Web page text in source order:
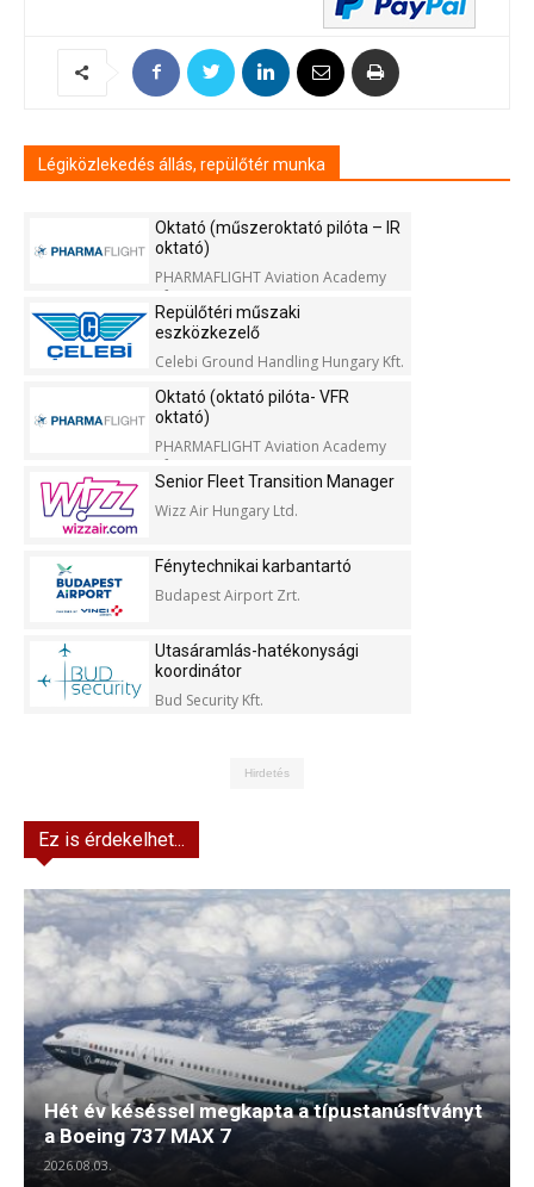
Légiközlekedés állás, repülőtér munka
Oktató (műszeroktató pilóta – IR
oktató)
PHARMAFLIGHT Aviation Academy
Kft.
Repülőtéri műszaki
eszközkezelő
Celebi Ground Handling Hungary Kft.
Oktató (oktató pilóta- VFR
oktató)
PHARMAFLIGHT Aviation Academy
Kft.
Senior Fleet Transition Manager
Wizz Air Hungary Ltd.
Fénytechnikai karbantartó
Budapest Airport Zrt.
Utasáramlás-hatékonysági
koordinátor
Bud Security Kft.
Hirdetés
Ez is érdekelhet...
Hét év késéssel megkapta a típustanúsítványt
a Boeing 737 MAX 7
2026.08.03.